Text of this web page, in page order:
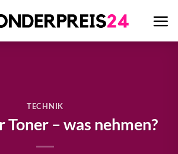
TECHNIK
Toner – was nehmen?